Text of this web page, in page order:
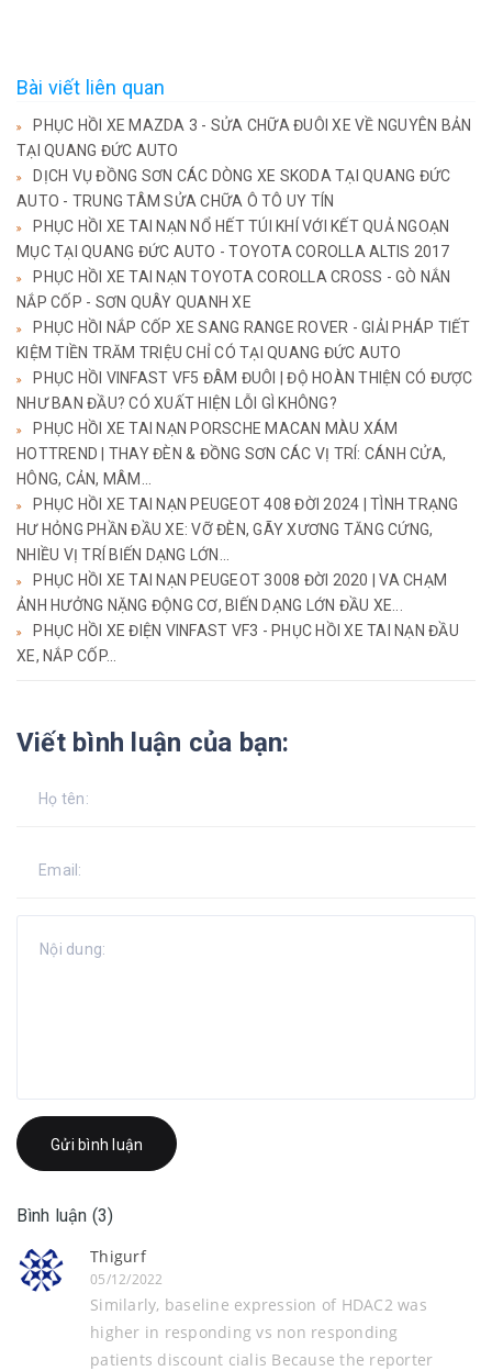
Bài viết liên quan
PHỤC HỒI XE MAZDA 3 - SỬA CHỮA ĐUÔI XE VỀ NGUYÊN BẢN
TẠI QUANG ĐỨC AUTO
DỊCH VỤ ĐỒNG SƠN CÁC DÒNG XE SKODA TẠI QUANG ĐỨC
AUTO - TRUNG TÂM SỬA CHỮA Ô TÔ UY TÍN
PHỤC HỒI XE TAI NẠN NỔ HẾT TÚI KHÍ VỚI KẾT QUẢ NGOẠN
MỤC TẠI QUANG ĐỨC AUTO - TOYOTA COROLLA ALTIS 2017
PHỤC HỒI XE TAI NẠN TOYOTA COROLLA CROSS - GÒ NẮN
NẮP CỐP - SƠN QUÂY QUANH XE
PHỤC HỒI NẮP CỐP XE SANG RANGE ROVER - GIẢI PHÁP TIẾT
KIỆM TIỀN TRĂM TRIỆU CHỈ CÓ TẠI QUANG ĐỨC AUTO
PHỤC HỒI VINFAST VF5 ĐÂM ĐUÔI | ĐỘ HOÀN THIỆN CÓ ĐƯỢC
NHƯ BAN ĐẦU? CÓ XUẤT HIỆN LỖI GÌ KHÔNG?
PHỤC HỒI XE TAI NẠN PORSCHE MACAN MÀU XÁM
HOTTREND | THAY ĐÈN & ĐỒNG SƠN CÁC VỊ TRÍ: CÁNH CỬA,
HÔNG, CẢN, MÂM...
PHỤC HỒI XE TAI NẠN PEUGEOT 408 ĐỜI 2024 | TÌNH TRẠNG
HƯ HỎNG PHẦN ĐẦU XE: VỠ ĐÈN, GÃY XƯƠNG TĂNG CỨNG,
NHIỀU VỊ TRÍ BIẾN DẠNG LỚN...
PHỤC HỒI XE TAI NẠN PEUGEOT 3008 ĐỜI 2020 | VA CHẠM
ẢNH HƯỞNG NẶNG ĐỘNG CƠ, BIẾN DẠNG LỚN ĐẦU XE...
PHỤC HỒI XE ĐIỆN VINFAST VF3 - PHỤC HỒI XE TAI NẠN ĐẦU
XE, NẮP CỐP...
Viết bình luận của bạn:
Gửi bình luận
Bình luận (3)
Thigurf
05/12/2022
Similarly, baseline expression of HDAC2 was
higher in responding vs non responding
patients discount cialis Because the reporter